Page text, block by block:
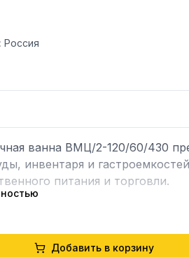
Россия
ванна ВМЦ/2-120/60/430
инвентаря и
питания и торговли.
моющим средствам и
Добавить в корзину